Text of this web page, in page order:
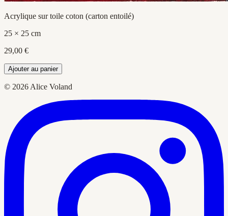
Acrylique sur toile coton (carton entoilé)
25 × 25 cm
29,00 €
Ajouter au panier
© 2026 Alice Voland